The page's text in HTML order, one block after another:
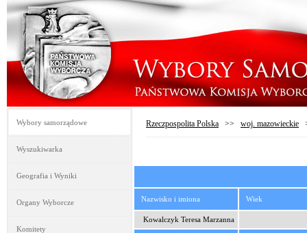
Wybory samorządowe
Wyszukiwarka
Geografia i Wyniki
Organy Wyborcze
Komitety
Rzeczpospolita Polska >> woj. mazowieckie
Nazwisko i imiona Wiek
Kowalczyk Teresa Marzanna